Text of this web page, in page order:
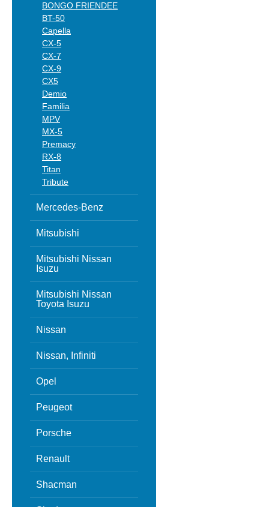
BONGO FRIENDEE
BT-50
Capella
CX-5
CX-7
CX-9
CX5
Demio
Familia
MPV
MX-5
Premacy
RX-8
Titan
Tribute
Mercedes-Benz
Mitsubishi
Mitsubishi Nissan
Isuzu
Mitsubishi Nissan
Toyota Isuzu
Nissan
Nissan, Infiniti
Opel
Peugeot
Porsche
Renault
Shacman